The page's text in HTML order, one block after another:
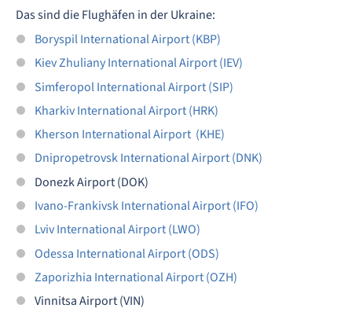
Das sind die Flughäfen in der Ukraine:
Boryspil International Airport (KBP)
Kiev Zhuliany International Airport (IEV)
Simferopol International Airport (SIP)
Kharkiv International Airport (HRK)
Kherson International Airport (KHE)
Dnipropetrovsk International Airport (DNK)
Donezk Airport (DOK)
Ivano-Frankivsk International Airport (IFO)
Lviv International Airport (LWO)
Odessa International Airport (ODS)
Zaporizhia International Airport (OZH)
Vinnitsa Airport (VIN)